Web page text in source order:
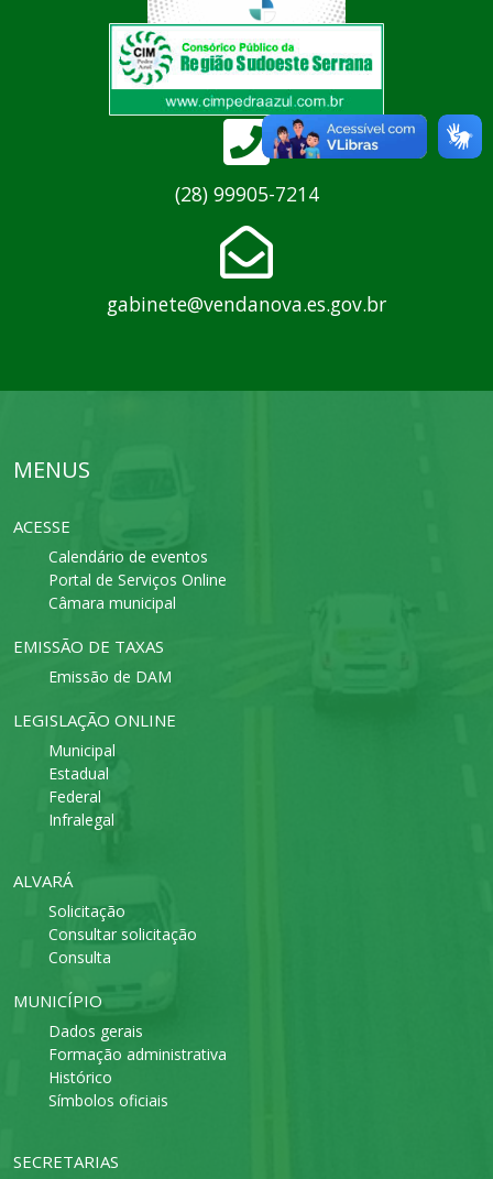
(28) 99905-7214
gabinete@vendanova.es.gov.br
MENUS
ACESSE
Calendário de eventos
Portal de Serviços Online
Câmara municipal
EMISSÃO DE TAXAS
Emissão de DAM
LEGISLAÇÃO ONLINE
Municipal
Estadual
Federal
Infralegal
ALVARÁ
Solicitação
Consultar solicitação
Consulta
MUNICÍPIO
Dados gerais
Formação administrativa
Histórico
Símbolos oficiais
SECRETARIAS